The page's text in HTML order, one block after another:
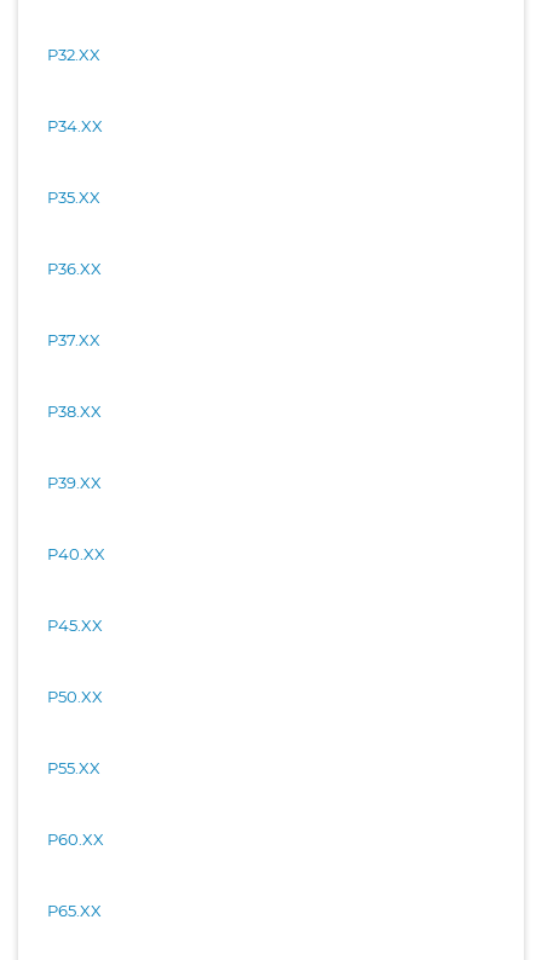
P32.XX
P34.XX
P35.XX
P36.XX
P37.XX
P38.XX
P39.XX
P40.XX
P45.XX
P50.XX
P55.XX
P60.XX
P65.XX